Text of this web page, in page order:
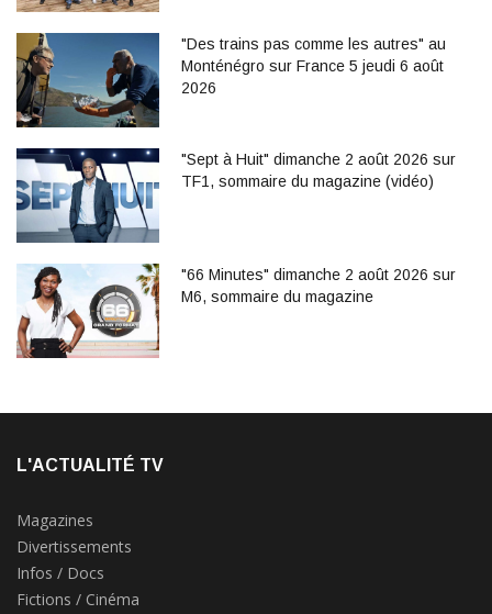
"Des trains pas comme les autres" au
Monténégro sur France 5 jeudi 6 août
2026
"Sept à Huit" dimanche 2 août 2026 sur
TF1, sommaire du magazine (vidéo)
"66 Minutes" dimanche 2 août 2026 sur
M6, sommaire du magazine
L'ACTUALITÉ TV
Magazines
Divertissements
Infos / Docs
Fictions / Cinéma